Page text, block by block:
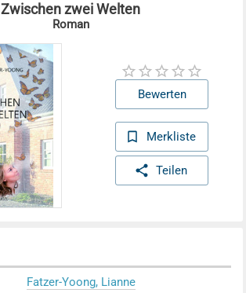
Zwischen zwei Welten
Roman
Bewerten
Merkliste
Teilen
Fatzer-Yoong, Lianne